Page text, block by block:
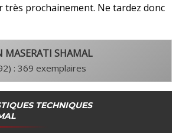
très prochainement. Ne tardez donc
MASERATI SHAMAL
: 369 exemplaires
TECHNIQUES